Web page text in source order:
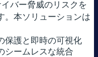
バー脅威のリスクを
。本ソリューションは
保護と即時の可視化
シームレスな統合